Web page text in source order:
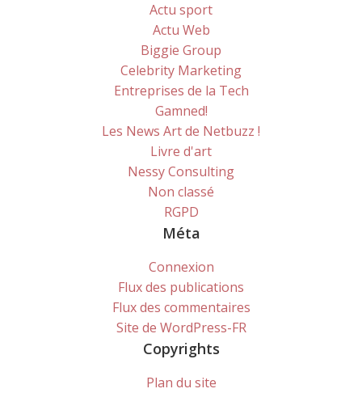
Actu sport
Actu Web
Biggie Group
Celebrity Marketing
Entreprises de la Tech
Gamned!
Les News Art de Netbuzz !
Livre d'art
Nessy Consulting
Non classé
RGPD
Méta
Connexion
Flux des publications
Flux des commentaires
Site de WordPress-FR
Copyrights
Plan du site